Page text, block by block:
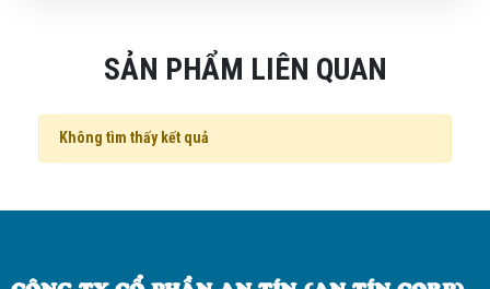
SẢN PHẨM LIÊN QUAN
Không tìm thấy kết quả